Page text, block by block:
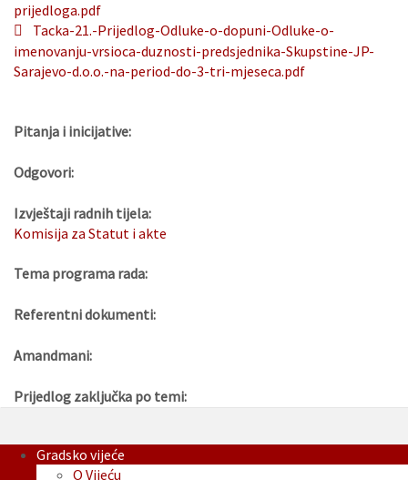
prijedloga.pdf
Tacka-21.-Prijedlog-Odluke-o-dopuni-Odluke-o-
imenovanju-vrsioca-duznosti-predsjednika-Skupstine-JP-
Sarajevo-d.o.o.-na-period-do-3-tri-mjeseca.pdf
Pitanja i inicijative:
Odgovori:
Izvještaji radnih tijela:
Komisija za Statut i akte
Tema programa rada:
Referentni dokumenti:
Amandmani:
Prijedlog zaključka po temi:
Gradsko vijeće
O Vijeću